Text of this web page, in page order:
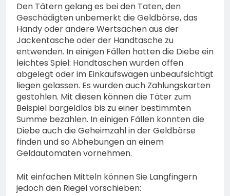
Den Tätern gelang es bei den Taten, den
Geschädigten unbemerkt die Geldbörse, das
Handy oder andere Wertsachen aus der
Jackentasche oder der Handtasche zu
entwenden. In einigen Fällen hatten die Diebe ein
leichtes Spiel: Handtaschen wurden offen
abgelegt oder im Einkaufswagen unbeaufsichtigt
liegen gelassen. Es wurden auch Zahlungskarten
gestohlen. Mit diesen können die Täter zum
Beispiel bargeldlos bis zu einer bestimmten
Summe bezahlen. In einigen Fällen konnten die
Diebe auch die Geheimzahl in der Geldbörse
finden und so Abhebungen an einem
Geldautomaten vornehmen.
Mit einfachen Mitteln können Sie Langfingern
jedoch den Riegel vorschieben: